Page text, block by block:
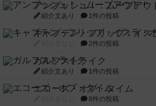
アンブッシュ！：ムーブアウ
紹介文あり 1件の投稿
キャプテン・フリップ：イス
2件の投稿
ガルフストライク
紹介文あり 1件の投稿
エコーズ・オブ・タイム
8件の投稿